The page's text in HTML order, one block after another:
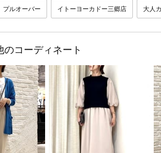
プルオーバー イトーヨーカドー三郷店 大人
コーディネート